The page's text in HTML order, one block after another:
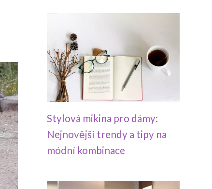
Stylová mikina pro dámy:
Nejnovější trendy a tipy na
módní kombinace